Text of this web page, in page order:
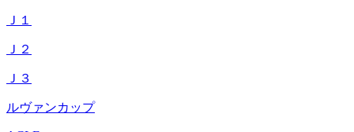
Ｊ１
Ｊ２
Ｊ３
ルヴァンカップ